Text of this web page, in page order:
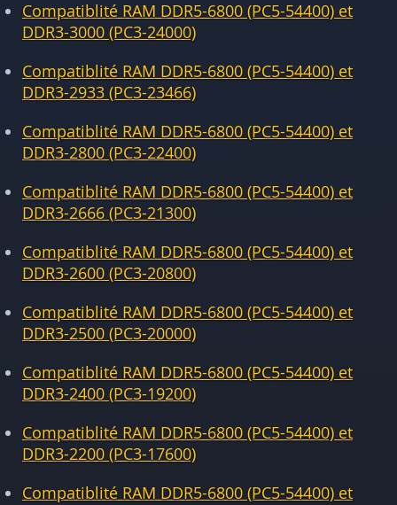
Compatiblité RAM DDR5-6800 (PC5-54400) et
DDR3-3000 (PC3-24000)
Compatiblité RAM DDR5-6800 (PC5-54400) et
DDR3-2933 (PC3-23466)
Compatiblité RAM DDR5-6800 (PC5-54400) et
DDR3-2800 (PC3-22400)
Compatiblité RAM DDR5-6800 (PC5-54400) et
DDR3-2666 (PC3-21300)
Compatiblité RAM DDR5-6800 (PC5-54400) et
DDR3-2600 (PC3-20800)
Compatiblité RAM DDR5-6800 (PC5-54400) et
DDR3-2500 (PC3-20000)
Compatiblité RAM DDR5-6800 (PC5-54400) et
DDR3-2400 (PC3-19200)
Compatiblité RAM DDR5-6800 (PC5-54400) et
DDR3-2200 (PC3-17600)
Compatiblité RAM DDR5-6800 (PC5-54400) et